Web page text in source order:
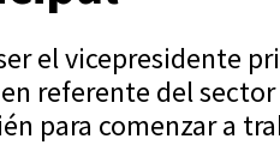
el vicepresidente
referente del
para comenzar a